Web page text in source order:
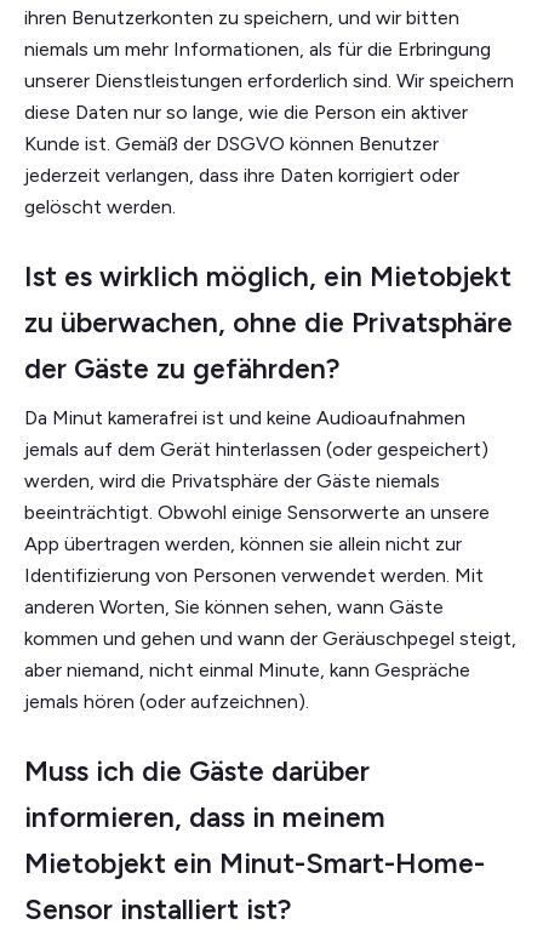
ihren Benutzerkonten zu speichern, und wir bitten
niemals um mehr Informationen, als für die Erbringung
unserer Dienstleistungen erforderlich sind. Wir speichern
diese Daten nur so lange, wie die Person ein aktiver
Kunde ist. Gemäß der DSGVO können Benutzer
jederzeit verlangen, dass ihre Daten korrigiert oder
gelöscht werden.
Ist es wirklich möglich, ein Mietobjekt
zu überwachen, ohne die Privatsphäre
der Gäste zu gefährden?
Da Minut kamerafrei ist und keine Audioaufnahmen
jemals auf dem Gerät hinterlassen (oder gespeichert)
werden, wird die Privatsphäre der Gäste niemals
beeinträchtigt. Obwohl einige Sensorwerte an unsere
App übertragen werden, können sie allein nicht zur
Identifizierung von Personen verwendet werden. Mit
anderen Worten, Sie können sehen, wann Gäste
kommen und gehen und wann der Geräuschpegel steigt,
aber niemand, nicht einmal Minute, kann Gespräche
jemals hören (oder aufzeichnen).
Muss ich die Gäste darüber
informieren, dass in meinem
Mietobjekt ein Minut-Smart-Home-
Sensor installiert ist?